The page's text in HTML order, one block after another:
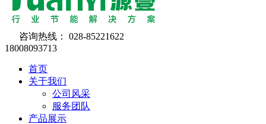
咨询热线： 028-85221622
18008093713
首页
关于我们
公司风采
服务团队
产品展示